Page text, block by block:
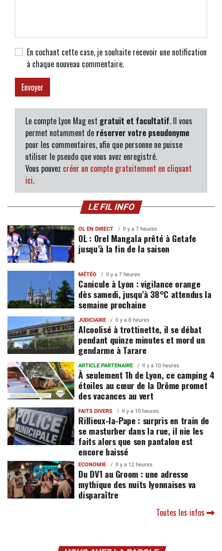
En cochant cette case, je souhaite recevoir une notification
à chaque nouveau commentaire.
Le compte Lyon Mag est gratuit et facultatif. Il vous
permet notamment de réserver votre pseudonyme
pour les commentaires, afin que personne ne puisse
utiliser le pseudo que vous avez enregistré.
Vous pouvez créer un compte gratuitement en cliquant
ici.
LE FIL INFO
OL EN DIRECT Il y a 7 heures
OL : Orel Mangala prêté à Getafe
jusqu’à la fin de la saison
MÉTÉO Il y a 7 heures
Canicule à Lyon : vigilance orange
dès samedi, jusqu’à 38°C attendus la
semaine prochaine
JUDICIAIRE Il y a 8 heures
Alcoolisé à trottinette, il se débat
pendant quinze minutes et mord un
gendarme à Tarare
ARTICLE PARTENAIRE Il y a 10 heures
À seulement 1h de Lyon, ce camping 4
étoiles au cœur de la Drôme promet
des vacances au vert
FAITS DIVERS Il y a 10 heures
Rillieux-la-Pape : surpris en train de
se masturber dans la rue, il nie les
faits alors que son pantalon est
encore baissé
ECONOMIE Il y a 12 heures
Du DV1 au Groom : une adresse
mythique des nuits lyonnaises va
disparaître
Toutes les infos